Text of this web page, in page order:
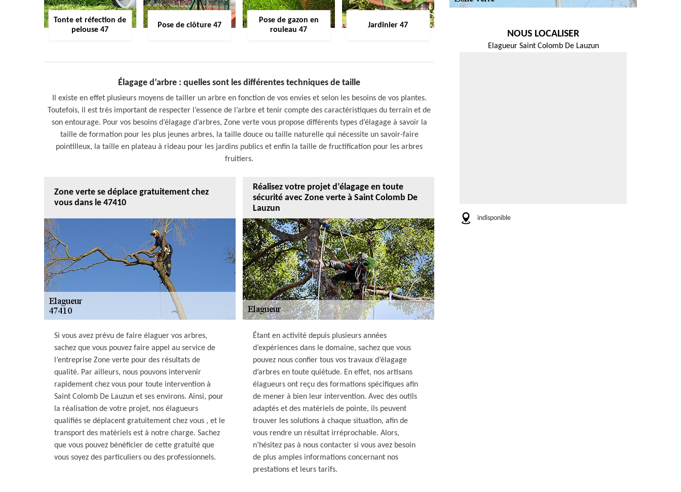
Tonte et réfection de
pelouse 47
Pose de clôture 47
Pose de gazon en
rouleau 47
Jardinier 47
Élagage d’arbre : quelles sont les différentes techniques de taille
Il existe en effet plusieurs moyens de tailler un arbre en fonction de vos envies et selon les besoins de vos plantes.
Toutefois, il est très important de respecter l’essence de l’arbre et tenir compte des caractéristiques du terrain et de
son entourage. Pour vos besoins d’élagage d’arbres, Zone verte vous propose différents types d’élagage à savoir la
taille de formation pour les plus jeunes arbres, la taille douce ou taille naturelle qui nécessite un savoir-faire
pointilleux, la taille en plateau à rideau pour les jardins publics et enfin la taille de fructification pour les arbres
fruitiers.
Zone verte se déplace gratuitement chez
vous dans le 47410
Si vous avez prévu de faire élaguer vos arbres,
sachez que vous pouvez faire appel au service de
l’entreprise Zone verte pour des résultats de
qualité. Par ailleurs, nous pouvons intervenir
rapidement chez vous pour toute intervention à
Saint Colomb De Lauzun et ses environs. Ainsi, pour
la réalisation de votre projet, nos élagueurs
qualifiés se déplacent gratuitement chez vous , et le
transport des matériels est à notre charge. Sachez
que vous pouvez bénéficier de cette gratuité que
vous soyez des particuliers ou des professionnels.
Réalisez votre projet d’élagage en toute
sécurité avec Zone verte à Saint Colomb De
Lauzun
Étant en activité depuis plusieurs années
d’expériences dans le domaine, sachez que vous
pouvez nous confier tous vos travaux d’élagage
d’arbres en toute quiétude. En effet, nos artisans
élagueurs ont reçu des formations spécifiques afin
de mener à bien leur intervention. Avec des outils
adaptés et des matériels de pointe, ils peuvent
trouver les solutions à chaque situation, afin de
vous rendre un résultat irréprochable. Alors,
n’hésitez pas à nous contacter si vous avez besoin
de plus amples informations concernant nos
prestations et leurs tarifs.
NOUS LOCALISER
Elagueur Saint Colomb De Lauzun
indisponible